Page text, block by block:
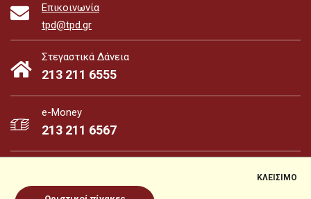
Επικοινωνία
tpd@tpd.gr
Στεγαστικά Δάνεια
213 211 6555
e-Money
213 211 6567
ΚΛΕΙΣΙΜΟ